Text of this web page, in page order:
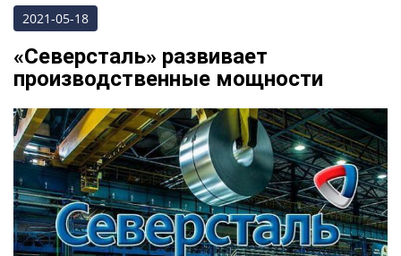
2021-05-18
«Северсталь» развивает
производственные мощности